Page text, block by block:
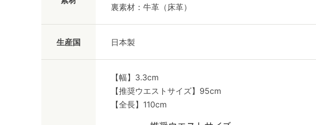
裏素材：牛革（床革）
生産国 日本製
【幅】3.3cm
【推奨ウエストサイズ】95cm
【全長】110cm